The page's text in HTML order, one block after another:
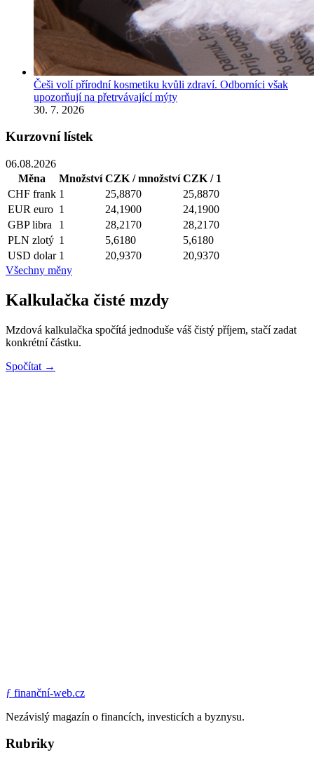
Češi volí přírodní kosmetiku kvůli zdraví. Odborníci však
upozorňují na přetrvávající mýty
30. 7. 2026
Kurzovní lístek
06.08.2026
Měna
Množství CZK / množství CZK / 1
CHF frank 1 25,8870
25,8870
EUR euro 1 24,1900
24,1900
GBP libra 1 28,2170
28,2170
PLN zlotý 1 5,6180
5,6180
USD dolar 1 20,9370
20,9370
Všechny měny
Kalkulačka čisté mzdy
Mzdová kalkulačka spočítá jednoduše váš čistý příjem, stačí zadat
konkrétní částku.
Spočítat →
ƒ finanční-web.cz
Nezávislý magazín o financích, investicích a byznysu.
Rubriky